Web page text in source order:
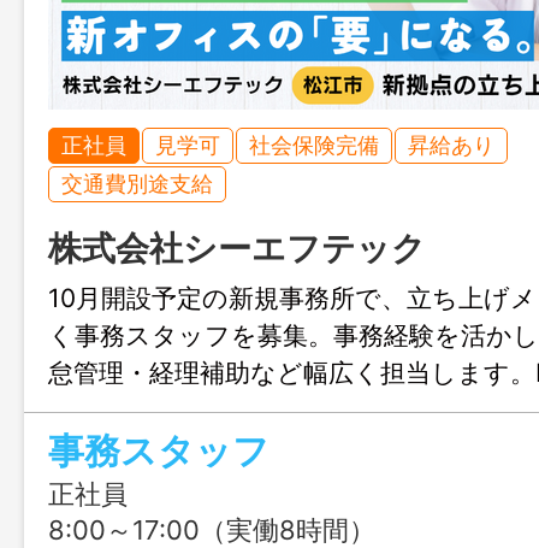
正社員 見学可 社会保険完備
昇給あり
交通費別途支給
株式会社シーエフテック
10月開設予定の新規事務所で、立ち上げ
く事務スタッフを募集。事務経験を活か
怠管理・経理補助など幅広く担当します
や動画編集、AI活用にも挑戦できる、前
りの仕事です。
事務スタッフ
正社員
8:00～17:00（実働8時間）